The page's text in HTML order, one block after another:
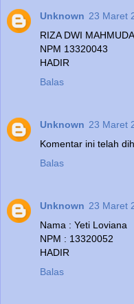
Unknown 23 Maret
RIZA DWI
NPM 13320043
HADIR
Balas
Unknown 23 Maret
Komentar ini telah
Balas
Unknown 23 Maret
Nama : Yeti Loviana
NPM : 13320052
HADIR
Balas